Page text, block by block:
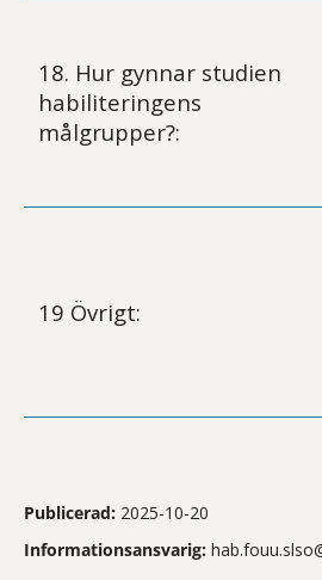
18. Hur gynnar studien
habiliteringens
målgrupper?:
19 Övrigt:
Publicerad: 2025-10-20
Informationsansvarig: